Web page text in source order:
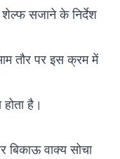
सजाने के निर्देश
तौर पर इस क्रम में
है।
वाक्य सोचा